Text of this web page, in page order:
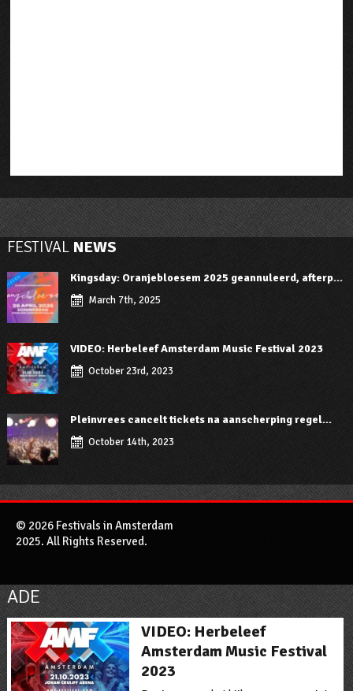
FESTIVALNEWS
Kingsday: Oranjebloesem 2025 geannuleerd, afterp...
March 7th, 2025
VIDEO: Herbeleef Amsterdam Music Festival 2023
October 23rd, 2023
Pleinvrees cancelt tickets na aanscherping regel...
October 14th, 2023
© 2026 Festivals in Amsterdam
2025. All Rights Reserved.
ADE
VIDEO: Herbeleef
Amsterdam Music Festival
2023